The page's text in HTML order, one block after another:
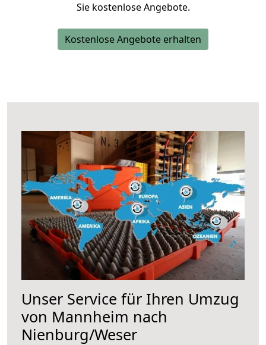
Sie kostenlose Angebote.
Kostenlose Angebote erhalten
Unser Service für Ihren Umzug
von Mannheim nach
Nienburg/Weser